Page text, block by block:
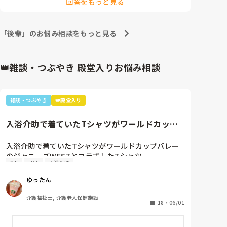
「休みでした？」って聞いたら、「インフルになって
久しぶりに話せて嬉しかったな。
「後輩」のお悩み相談をもっと見る
👑雑談・つぶやき 殿堂入りお悩み相談
雑談・つぶやき 👑殿堂入り
入浴介助で着ていたTシャツがワールドカップ
入浴介助で着ていたTシャツがワールドカップバレー
のジャニーズWESTとコラボしたTシャツ。
暑いししんどいから、せめて好きなTシャツを着て介
別のフロアの利用者さん達で私はリフト浴の介助をし
ていると「可愛いTシャツね☺️」と言われ「そうでし
ょ？去年のバレーボールの世界大会で好きなアイドル
達が応援してて、グッズとして売ってたからかったん
ST 子供 入浴介助
ゆったん
介護福祉士, 介護老人保健施設
18 ・ 06/01